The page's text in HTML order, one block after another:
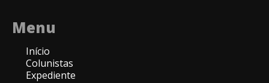
Menu
Início
Colunistas
Expediente